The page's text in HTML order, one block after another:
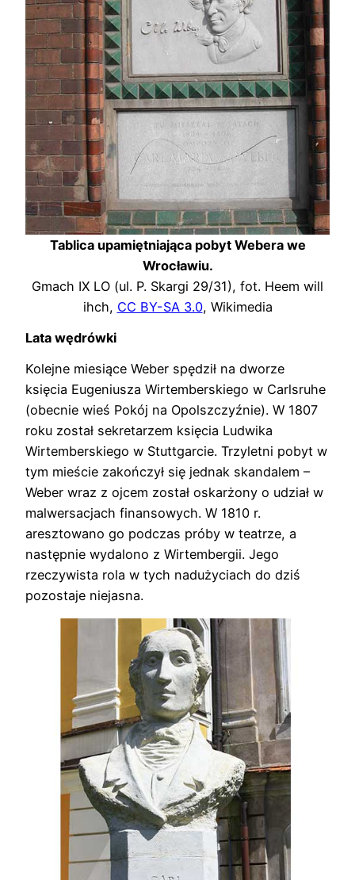
Tablica upamiętniająca pobyt Webera we
Wrocławiu.
Gmach IX LO (ul. P. Skargi 29/31), fot. Heem will
ihch, CC BY-SA 3.0, Wikimedia
Lata wędrówki
Kolejne miesiące Weber spędził na dworze
księcia Eugeniusza Wirtemberskiego w Carlsruhe
(obecnie wieś Pokój na Opolszczyźnie). W 1807
roku został sekretarzem księcia Ludwika
Wirtemberskiego w Stuttgarcie. Trzyletni pobyt w
tym mieście zakończył się jednak skandalem –
Weber wraz z ojcem został oskarżony o udział w
malwersacjach finansowych. W 1810 r.
aresztowano go podczas próby w teatrze, a
następnie wydalono z Wirtembergii. Jego
rzeczywista rola w tych nadużyciach do dziś
pozostaje niejasna.